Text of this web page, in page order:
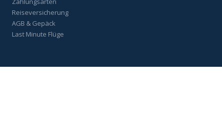
Reiseversicherung
AGB & Gepäck
Last Minute Flüge